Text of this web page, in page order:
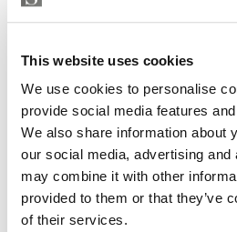
This website uses cookies
We use cookies to personalise
provide social media features
We also share information about
our social media, advertising
may combine it with other
provided to them or that they’ve
of their services.
OMAKOTITALO,
Söderkullantie 296
202 m² / 204,80 m² • 485 000 € •